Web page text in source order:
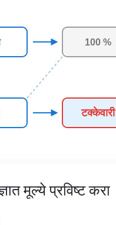
मूल्ये प्रविष्ट करा
100 %
टक्केवारी